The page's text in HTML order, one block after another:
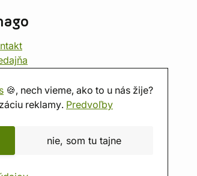
🍪, nech vieme, ako to u nás žije?
reklamy. Predvoľby
nie, som tu tajne
obchodu